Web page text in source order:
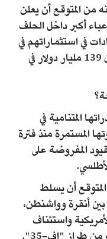
من المتوقع أن يعلن
أكبر داخل الحلف
في استثماراتهم في
الاحتياجات الدفاعية قُدرت بأكثر من 139 مليار دولار في
المتنامية في
المستمرة منذ فترة
المفروضة على
أن يسلط
أنقرة وواشنطن،
واستئناف